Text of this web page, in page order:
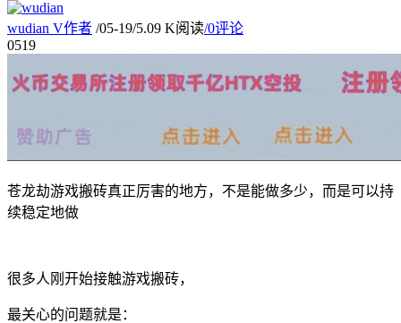
wudian V作者 /05-19/5.09 K阅读/0评论
0519
苍龙劫游戏搬砖真正厉害的地方，不是能做多少，而是可以持
续稳定地做
很多人刚开始接触游戏搬砖，
最关心的问题就是：